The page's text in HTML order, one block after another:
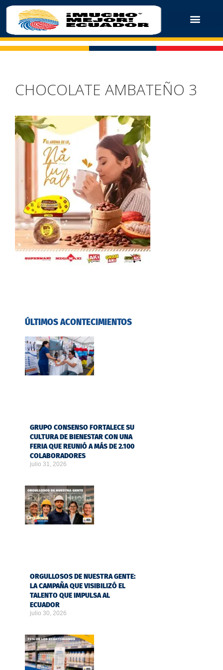
CHOCOLATE AMBATEÑO 3
ÚLTIMOS ACONTECIMIENTOS
GRUPO CONSENSO FORTALECE SU
CULTURA DE BIENESTAR CON UNA
FERIA QUE REUNIÓ A MÁS DE 2.100
COLABORADORES
julio 31, 2026
ORGULLOSOS DE NUESTRA GENTE:
LA CAMPAÑA QUE VISIBILIZÓ EL
TALENTO QUE IMPULSA AL
ECUADOR
julio 30, 2026